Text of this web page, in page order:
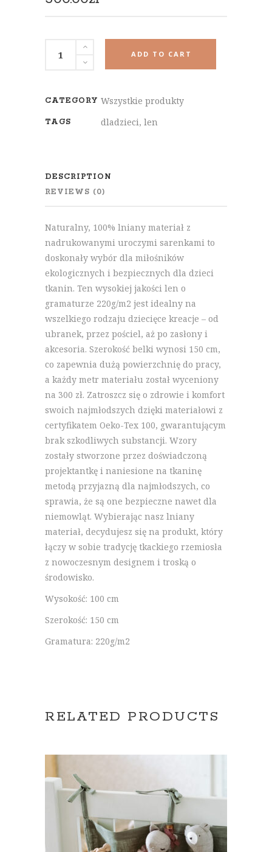
Ekologiczna
tkanina
dla
ADD TO CART
CATEGORY Wszystkie produkty
TAGS dladzieci, len
DESCRIPTION
REVIEWS (0)
Naturalny, 100% lniany materiał z
nadrukowanymi uroczymi sarenkami to
doskonały wybór dla miłośników
ekologicznych i bezpiecznych dla dzieci
tkanin. Ten wysokiej jakości len o
gramaturze 220g/m2 jest idealny na
wszelkiego rodzaju dziecięce kreacje – od
ubranek, przez pościel, aż po zasłony i
akcesoria. Szerokość belki wynosi 150 cm,
co zapewnia dużą powierzchnię do pracy,
a każdy metr materiału został wyceniony
na 300 zł. Zatroszcz się o zdrowie i komfort
swoich najmłodszych dzięki materiałowi z
certyfikatem Oeko-Tex 100, gwarantującym
brak szkodliwych substancji. Wzory
zostały stworzone przez doświadczoną
projektantkę i naniesione na tkaninę
metodą przyjazną dla najmłodszych, co
sprawia, że są one bezpieczne nawet dla
niemowląt. Wybierając nasz lniany
materiał, decydujesz się na produkt, który
łączy w sobie tradycję tkackiego rzemiosła
z nowoczesnym designem i troską o
środowisko.
Wysokość: 100 cm
Szerokość: 150 cm
Gramatura: 220g/m2
RELATED PRODUCTS
ADD TO CART